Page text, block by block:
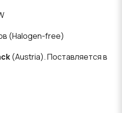
(Halogen-free)
(Austria). Поставляется в